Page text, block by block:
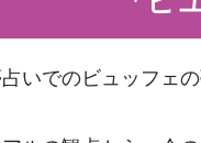
いでのビュッフェ